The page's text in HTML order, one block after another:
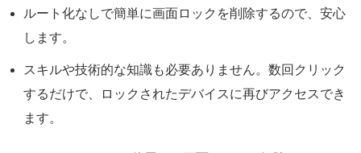
ルート化なしで簡単に画面ロックを削除するので、安心
します。
スキルや技術的な知識も必要ありません。数回クリック
するだけで、ロックされたデバイスに再びアクセスでき
ます。